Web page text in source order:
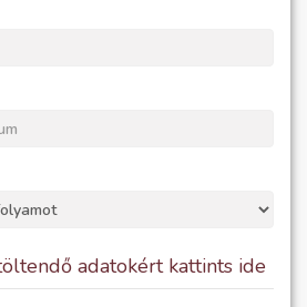
adatokért kattints ide